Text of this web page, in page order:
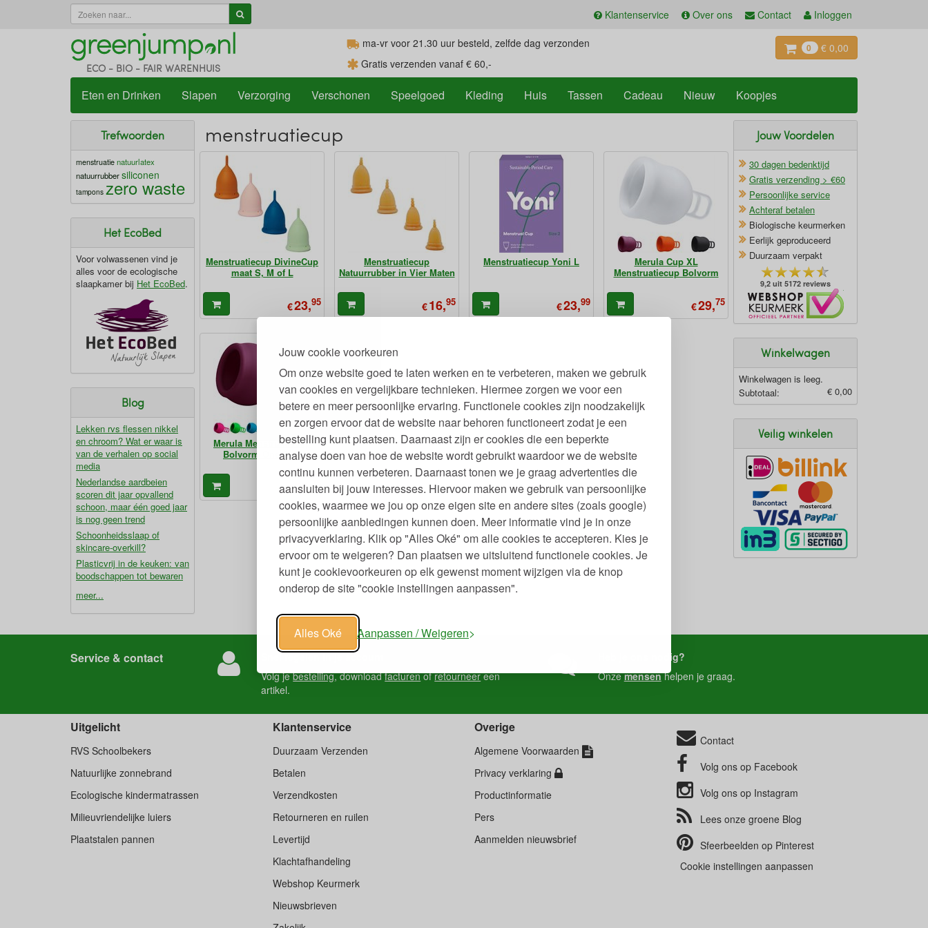
Jouw cookie voorkeuren
Om onze website goed te laten werken en te verbeteren, maken we gebruik
van cookies en vergelijkbare technieken. Hiermee zorgen we voor een
betere en meer persoonlijke ervaring. Functionele cookies zijn noodzakelijk
en zorgen ervoor dat de website naar behoren functioneert zodat je een
bestelling kunt plaatsen. Daarnaast zijn er cookies die een beperkte
analyse doen van hoe de website wordt gebruikt waardoor we de website
continu kunnen verbeteren. Daarnaast tonen we je graag advertenties die
aansluiten bij jouw interesses. Hiervoor maken we gebruik van persoonlijke
cookies, waarmee we jou op onze eigen site en andere sites (zoals google)
persoonlijke aanbiedingen kunnen doen. Meer informatie vind je in onze
privacyverklaring. Klik op "Alles Oké" om alle cookies te accepteren. Kies je
ervoor om te weigeren? Dan plaatsen we uitsluitend functionele cookies. Je
kunt je cookievoorkeuren op elk gewenst moment wijzigen via de knop
onderop de site "cookie instellingen aanpassen".
Alles Oké Aanpassen / Weigeren
Klantenservice Over ons Contact Inloggen
ECO - BIO - FAIR WARENHUIS
0 € 0,00
ma-vr voor 21.30 uur besteld, zelfde dag verzonden
Gratis verzenden vanaf € 60,-
Eten en Drinken Slapen Verzorging Verschonen Speelgoed Kleding Huis Tassen Cadeau Nieuw Koopjes
Trefwoorden
menstruatie natuurlatex
natuurrubbersiliconen
tampons zero waste
Het EcoBed
Voor volwassenen vind je
alles voor de ecologische
slaapkamer bij Het EcoBed.
Blog
Lekken rvs flessen nikkel
en chroom? Wat er waar is
van de verhalen op social
media
Nederlandse aardbeien
scoren dit jaar opvallend
schoon, maar één goed jaar
is nog geen trend
Schoonheidsslaap of
skincare-overkill?
Plasticvrij in de keuken: van
boodschappen tot bewaren
meer...
menstruatiecup
Menstruatiecup DivineCup
maat S, M of L
€23,95
Menstruatiecup
Natuurrubber in Vier Maten
€16,95
Menstruatiecup Yoni L
€23,99
Merula Cup XL
Menstruatiecup Bolvorm
€29,75
Merula Menstruatiecup
Bolvorm One Size
€26,75
Jouw Voordelen
30 dagen bedenktijd
Gratis verzending > €60
Persoonlijke service
Achteraf betalen
Biologische keurmerken
Eerlijk geproduceerd
Duurzaam verpakt
9,2 uit 5172 reviews
Winkelwagen
Winkelwagen is leeg.
Subtotaal:
€ 0,00
Veilig winkelen
Service & contact
Snel regelen in je account
Volg jebestelling, downloadfacturenofretourneereen
artikel.
Heb je ons nodig?
Onzemensenhelpen je graag.
Klantenservice
Duurzaam Verzenden
Betalen
Verzendkosten
Retourneren en ruilen
Levertijd
Klachtafhandeling
Webshop Keurmerk
Nieuwsbrieven
Uitgelicht
RVS Schoolbekers
Natuurlijke zonnebrand
Ecologische kindermatrassen
Milieuvriendelijke luiers
Plaatstalen pannen
Overige
Algemene Voorwaarden
Privacy verklaring
Productinformatie
Pers
Aanmelden nieuwsbrief
Contact
Volg ons op Facebook
Volg ons op Instagram
Lees onze groene Blog
Sfeerbeelden op Pinterest
Cookie instellingen aanpassen